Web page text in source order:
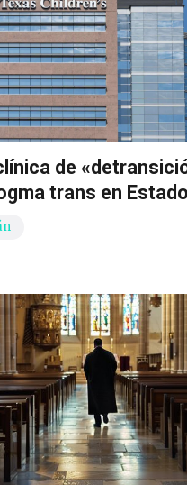
de
trans en